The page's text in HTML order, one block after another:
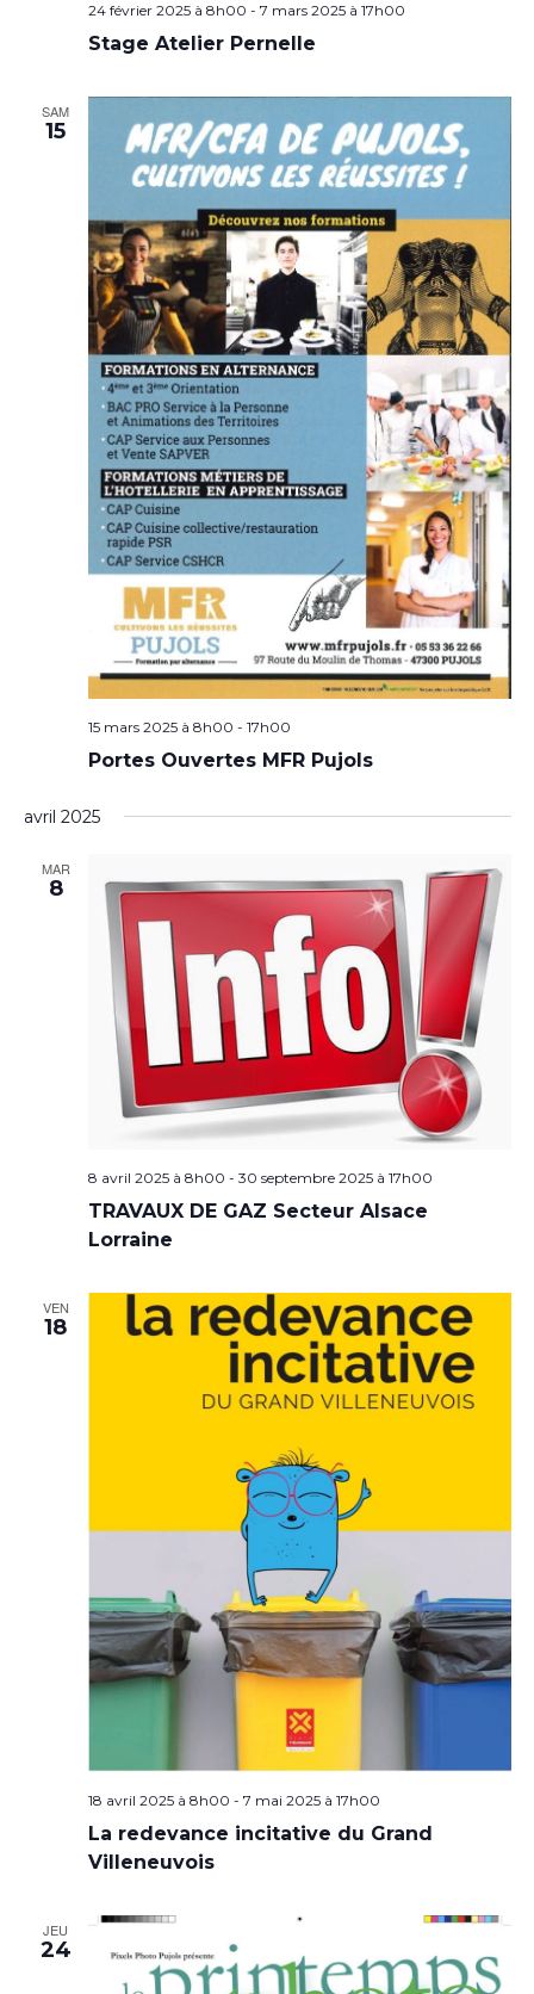
24 février 2025 à 8h00 - 7 mars 2025 à 17h00
Stage Atelier Pernelle
SAM
15
15 mars 2025 à 8h00 - 17h00
Portes Ouvertes MFR Pujols
avril 2025
MAR
8
8 avril 2025 à 8h00 - 30 septembre 2025 à 17h00
TRAVAUX DE GAZ Secteur Alsace
Lorraine
VEN
18
18 avril 2025 à 8h00 - 7 mai 2025 à 17h00
La redevance incitative du Grand
Villeneuvois
JEU
24